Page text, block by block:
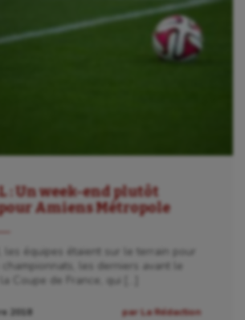
: Un week-end plutôt
Amiens Métropole
les équipes étaient sur le terrain pour
championnats, les derniers avant le
Coupe de France, qui […]
2018 par La Rédaction